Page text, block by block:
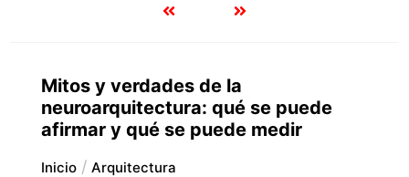
Mitos y verdades de la
neuroarquitectura: qué se puede
afirmar y qué se puede medir
Inicio Arquitectura